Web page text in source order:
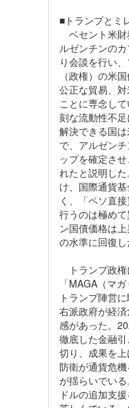
■トランプとミ
ベセント米財
ルゼンチンの
り会談を行い
（政権）の米
公正な貿易、
ことに専念し
刻な流動性不
解決できる国
で、アルゼン
ップを確定さ
れたと説明し
け、国際通貨
く、「ペソ直
行うのは極め
ン国債価格は
の水準に回復し
トランプ政権
「MAGA（マ
トランプ陣営
右派政府が経
感があった。
徹底した金融
切り、成果を
防衛が通貨危
が揺らいでい
ドルの追加支